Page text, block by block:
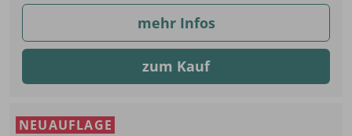
mehr Infos
zum Kauf
NEUAUFLAGE